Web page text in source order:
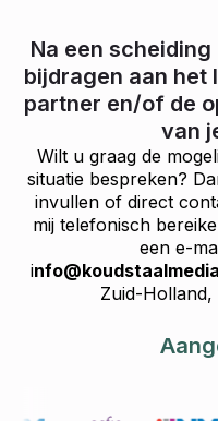
Na een
bijdragen aan het
partner en/of de
van
Wilt u graag de
situatie bespreken?
invullen of direct
mij telefonisch
een e-
i
Zuid-Holland,